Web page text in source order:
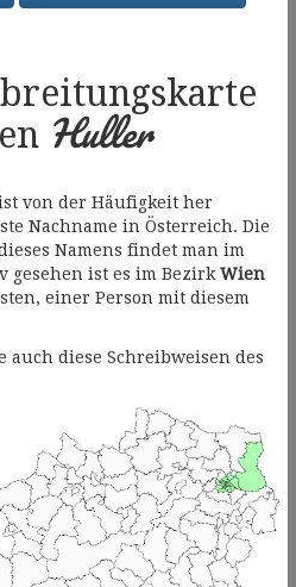
Huller
von der Häufigkeit her
Nachname in Österreich. Die
Namens findet man im
gesehen ist es im Bezirk Wien
einer Person mit diesem
diese Schreibweisen des